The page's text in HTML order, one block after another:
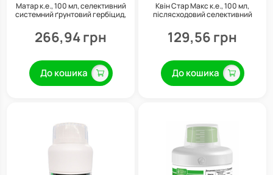
Матар к.е., 100 мл, селективний
системний ґрунтовий гербіцид,
266,94 грн
До кошика
Квін Стар Макс к.е., 100 мл,
післясходовий селективний
129,56 грн
До кошика